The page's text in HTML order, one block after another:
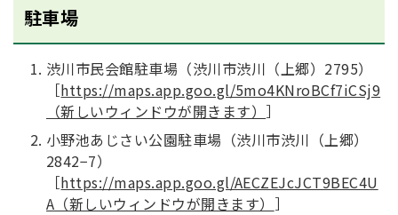
駐車場
渋川市民会館駐車場（渋川市渋川（上郷）2795）
［https://maps.app.goo.gl/5mo4KNroBCf7iCSj9
（新しいウィンドウが開きます） ］
小野池あじさい公園駐車場（渋川市渋川（上郷）
2842−7）
［https://maps.app.goo.gl/AECZEJcJCT9BEC4U
A（新しいウィンドウが開きます） ］